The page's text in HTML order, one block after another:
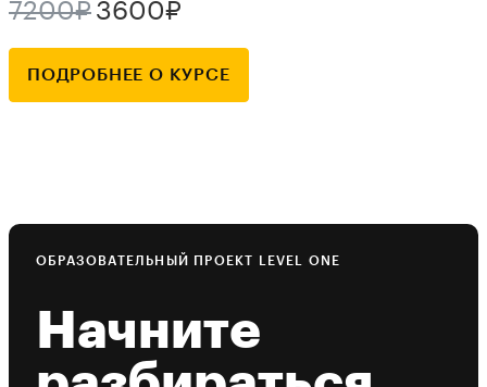
7200₽ 3600₽
ПОДРОБНЕЕ О КУРСЕ
ОБРАЗОВАТЕЛЬНЫЙ ПРОЕКТ LEVEL ONE
Начните